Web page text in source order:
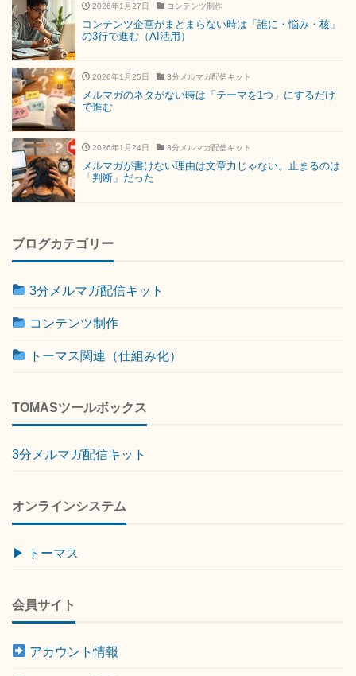
2026年1月27日 コンテンツ制作
コンテンツ企画がまとまらない時は「誰に・悩み・核」
の3行で進む（AI活用）
2026年1月25日 3分メルマガ配信キット
メルマガのネタがない時は「テーマを1つ」にするだけ
で進む
2026年1月24日 3分メルマガ配信キット
メルマガが書けない理由は文章力じゃない。止まるのは
「判断」だった
ブログカテゴリー
3分メルマガ配信キット
コンテンツ制作
トーマス関連（仕組み化）
TOMASツールボックス
3分メルマガ配信キット
オンラインシステム
▶ トーマス
会員サイト
アカウント情報